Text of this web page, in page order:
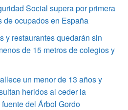
Social supera por primera
de ocupados en España
y restaurantes quedarán sin
de 15 metros de colegios y
un menor de 13 años y
heridos al ceder la
del Árbol Gordo